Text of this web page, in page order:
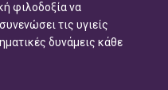
φιλοδοξία να
τις υγιείς
δυνάμεις κάθε